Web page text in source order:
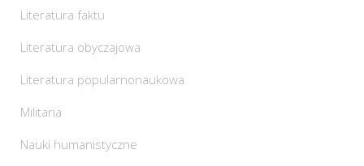
Literatura faktu
Literatura obyczajowa
Literatura popularnonaukowa
Militaria
Nauki humanistyczne